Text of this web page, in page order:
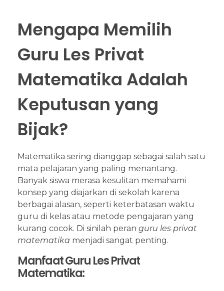
Mengapa Memilih
Guru Les Privat
Matematika Adalah
Keputusan yang
Bijak?
Matematika sering dianggap sebagai salah satu
mata pelajaran yang paling menantang.
Banyak siswa merasa kesulitan memahami
konsep yang diajarkan di sekolah karena
berbagai alasan, seperti keterbatasan waktu
guru di kelas atau metode pengajaran yang
kurang cocok. Di sinilah peran guru les privat
matematika menjadi sangat penting.
Manfaat Guru Les Privat
Matematika: